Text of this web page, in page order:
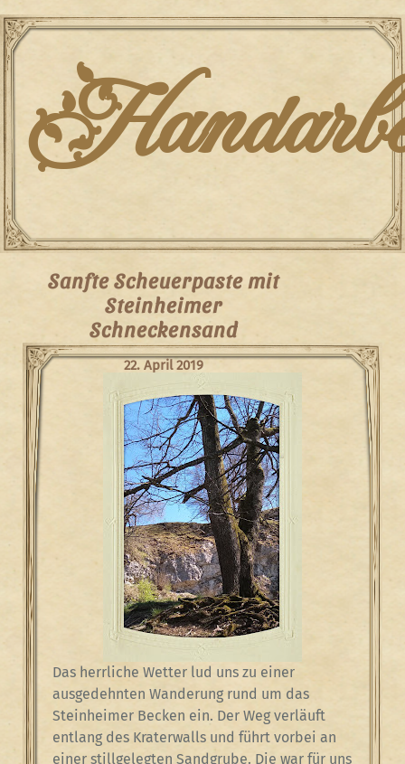
Skip
to
content
Sanfte Scheuerpaste mit
Steinheimer
Schneckensand
22. April 2019
Das herrliche Wetter lud uns zu einer
ausgedehnten Wanderung rund um das
Steinheimer Becken ein. Der Weg verläuft
entlang des Kraterwalls und führt vorbei an
einer stillgelegten Sandgrube. Die war für uns